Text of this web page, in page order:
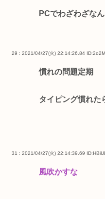
PCでわざわざな
29 : 2021/04/27(火) 22:14:26.84
慣れの問題定期
タイピング慣れた
31 : 2021/04/27(火) 22:14:39.69
風吹かすな